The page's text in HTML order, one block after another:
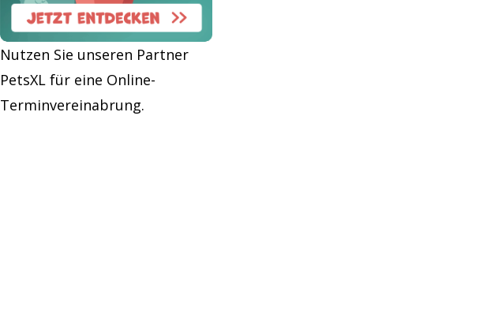
Nutzen Sie unseren Partner
PetsXL für eine Online-
Terminvereinabrung.